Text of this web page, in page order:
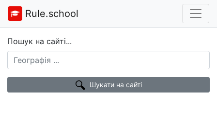
Rule.school
Пошук на сайті...
Шукати на сайті